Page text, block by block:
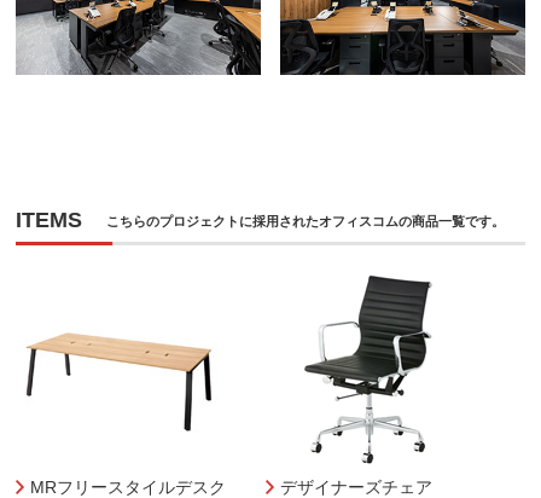
ITEMS こちらのプロジェクトに採用されたオフィスコムの商品一覧です。
MRフリースタイルデスク
デザイナーズチェア